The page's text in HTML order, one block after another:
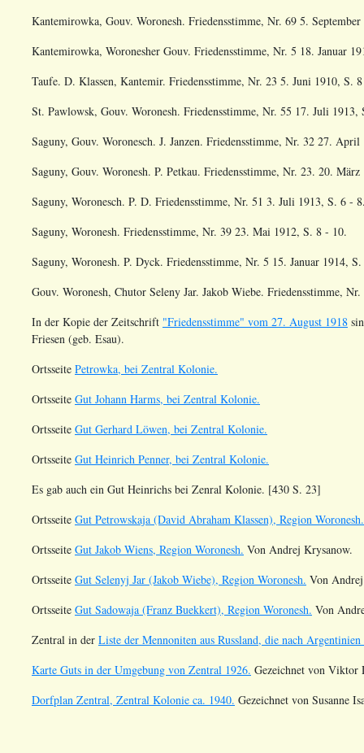
Kantemirowka, Gouv. Woronesh. Friedensstimme, Nr. 69 5.
Kantemirowka, Woronesher Gouv. Friedensstimme, Nr. 5 18. Januar
Taufe. D. Klassen, Kantemir. Friedensstimme, Nr. 23 5. Juni 1910, S.
St. Pawlowsk, Gouv. Woronesh. Friedensstimme, Nr. 55 17. Juli 1913,
Saguny, Gouv. Woronesch. J. Janzen. Friedensstimme, Nr. 32 27.
Saguny, Gouv. Woronesh. P. Petkau. Friedensstimme, Nr. 23. 20.
Saguny, Woronesch. P. D. Friedensstimme, Nr. 51 3. Juli 1913, S. 6 -
Saguny, Woronesh. Friedensstimme, Nr. 39 23. Mai 1912, S. 8 - 10.
Saguny, Woronesh. P. Dyck. Friedensstimme, Nr. 5 15. Januar 1914,
Gouv. Woronesh, Chutor Seleny Jar. Jakob Wiebe. Friedensstimme,
In der Kopie der Zeitschrift "Friedensstimme" vom 27. August 1918
Friesen (geb. Esau).
Ortsseite Petrowka, bei Zentral Kolonie.
Ortsseite Gut Johann Harms, bei Zentral Kolonie.
Ortsseite Gut Gerhard Löwen, bei Zentral Kolonie.
Ortsseite Gut Heinrich Penner, bei Zentral Kolonie.
Es gab auch ein Gut Heinrichs bei Zenral Kolonie. [430 S. 23]
Ortsseite Gut Petrowskaja (David Abraham Klassen), Region Woronesh.
Ortsseite Gut Jakob Wiens, Region Woronesh. Von Andrej Krysanow.
Ortsseite Gut Selenyj Jar (Jakob Wiebe), Region Woronesh. Von
Ortsseite Gut Sadowaja (Franz Buekkert), Region Woronesh. Von
Zentral in der Liste der Mennoniten aus Russland, die nach
Karte Guts in der Umgebung von Zentral 1926. Gezeichnet von Viktor
Dorfplan Zentral, Zentral Kolonie ca. 1940. Gezeichnet von Susanne